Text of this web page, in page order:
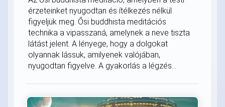
érzeteinket nyugodtan és ítélkezés nélkül
figyeljük meg. Ősi buddhista meditációs
technika a vipasszaná, amelynek a neve tiszta
látást jelent. A lényege, hogy a dolgokat
olyannak lássuk, amilyenek valójában,
nyugodtan figyelve. A gyakorlás a légzés...